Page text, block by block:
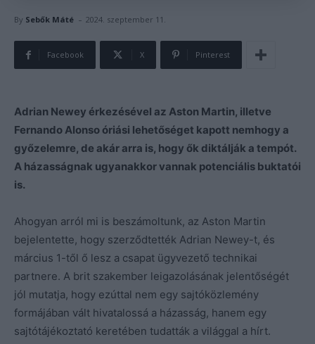
By Sebők Máté - 2024. szeptember 11.
Facebook X Pinterest
Adrian Newey érkezésével az Aston Martin, illetve
Fernando Alonso óriási lehetőséget kapott nemhogy a
győzelemre, de akár arra is, hogy ők diktálják a tempót.
A házasságnak ugyanakkor vannak potenciális buktatói
is.
Ahogyan arról mi is beszámoltunk, az Aston Martin
bejelentette, hogy szerződtették Adrian Newey-t, és
március 1-től ő lesz a csapat ügyvezető technikai
partnere. A brit szakember leigazolásának jelentőségét
jól mutatja, hogy ezúttal nem egy sajtóközlemény
formájában vált hivatalossá a házasság, hanem egy
sajtótájékoztató keretében tudatták a világgal a hírt.